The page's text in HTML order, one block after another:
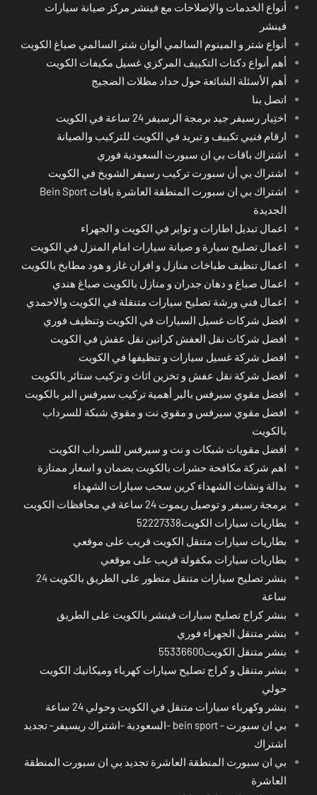
أنواع الخدمات والإصلاحات مع فينشر مركز صيانة سيارات
فينشر
أنواع شتر و المينوم السالمي ألوان شتر السالمي صباغ الكويت
أهم أنواع دكتات التكييف المركزي غسيل مكيفات الكويت
أهم الأسئلة الشائعة حول حداد مظلات الضجيج
اتصل بنا
اختِيار رسيفر جيد برمجة الرسيفر 24 ساعة في الكويت
ارقام فنيي تكييف و تبريد في الكويت للتركيب والصيانة
اشتراك باقات بي ان سبورت السعودية فوري
اشتراك بي أن سبورت تركيب رسيفر الشويخ في الكويت
اشتراك بي ان سبورت المنطقة العاشرة باقات Bein Sport
الجديدة
اعمال تبديل اطارات و تواير في الكويت و الجهراء
اعمال تصليح سيارة و صيانة سيارات امام المنزل في الكويت
اعمال تنظيف طباخات منازل و افران غاز و هود مطابخ بالكويت
اعمال صباغ و دهان جدران و منازل بالكويت صباغ هندي
اعمال فني ورشة تصليح سيارات متنقلة في الكويت والاحمدي
افضل شركات غسيل السيارات في الكويت وتنظيف فوري
افضل شركات نقل العفش كراتين نقل عفش في الكويت
افضل شركة غسيل سيارات و تنظيفها في الكويت
افضل شركة نقل عفش و تخزين اثاث و تركيب ستائر بالكويت
افضل مقوي سيرفس بالبر أهمية تركيب سيرفس البر بالكويت
افضل مقوي سيرفس و مقوي نت و مقوي شبكة للسرداب
بالكويت
افضل مقويات شبكات و نت و سيرفس للسرداب الكويت
اهم شركة مكافحة حشرات بالكويت بضمان و اسعار ممتازة
بدالة ونشات الشهداء كرين سحب سيارات الشهداء
برمجة رسيفر و توصيل ريموت 24 ساعة في محافظات الكويت
بطاريات سيارات الكويت52227338
بطاريات سيارات متنقل الكويت قريب على موقعي
بطاريات سيارات مكفولة قريب على موقعي
بنشر تصليح سيارات متنقل متطور على الطريق بالكويت 24
ساعة
بنشر كراج تصليح سيارات فينشر بالكويت على الطريق
بنشر متنقل الجهراء فوري
بنشر متنقل الكويت55336600
بنشر متنقل و كراج تصليح سيارات كهرباء وميكانيك الكويت
حولي
بنشر وكهرباء سيارات متنقل في الكويت وحولي 24 ساعة
بي ان سبورت - bein sport -السعودية -اشتراك ريسيفر- تجديد
اشتراك
بي ان سبورت المنطقة العاشرة تجديد بي ان سبورت المنطقة
العاشرة